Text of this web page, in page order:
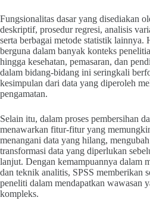
Fungsionalitas dasar yang disediakan
deskriptif, prosedur regresi, analisis
serta berbagai metode statistik lainnya.
berguna dalam banyak konteks
hingga kesehatan, pemasaran, dan
dalam bidang-bidang ini seringkali
kesimpulan dari data yang diperoleh
pengamatan.
Selain itu, dalam proses pembersihan
menawarkan fitur-fitur yang
menangani data yang hilang,
transformasi data yang diperlukan
lanjut. Dengan kemampuannya dalam
dan teknik analitis, SPSS memberikan
peneliti dalam mendapatkan wawasan
kompleks.